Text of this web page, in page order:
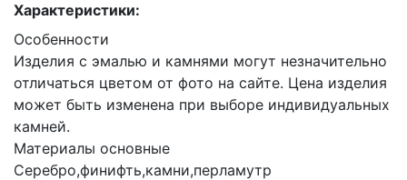
Характеристики:
Особенности
Изделия с эмалью и камнями могут незначительно
отличаться цветом от фото на сайте. Цена изделия
может быть изменена при выборе индивидуальных
камней.
Материалы основные
Серебро,финифть,камни,перламутр